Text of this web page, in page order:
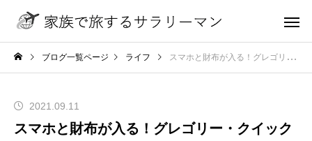
ブログ一覧ページ ライフ スマホと財布が入る！グレゴリー・クイックトゥーゴーポケット【収納例付きレビュー】
2021.09.11
スマホと財布が入る！グレゴリー・クイック